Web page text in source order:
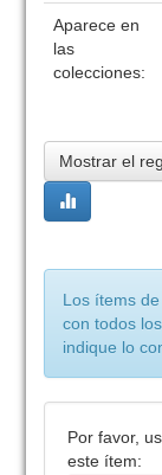
Aparece en
las
colecciones:
Mostrar el
Los ítems
con todos
indique lo
Por favor,
este ítem: